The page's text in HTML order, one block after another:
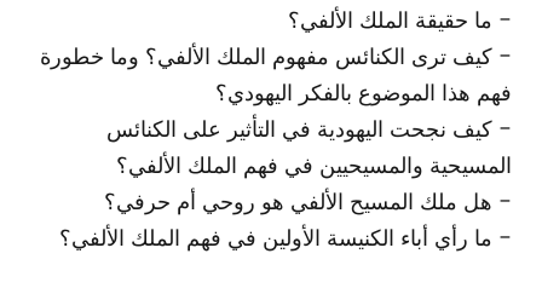
- ما حقيقة الملك الألفي؟
- كيف ترى الكنائس مفهوم الملك الألفي؟ وما خطورة
فهم هذا الموضوع بالفكر اليهودي؟
- كيف نجحت اليهودية في التأثير على الكنائس
المسيحية والمسيحيين في فهم الملك الألفي؟
- هل ملك المسيح الألفي هو روحي أم حرفي؟
- ما رأي أباء الكنيسة الأولين في فهم الملك الألفي؟